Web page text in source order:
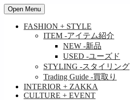
Open Menu
FASHION + STYLE
ITEM -アイテム紹介
NEW -新品
USED -ユーズド
STYLING -スタイリング
Trading Guide -買取り
INTERIOR + ZAKKA
CULTURE + EVENT